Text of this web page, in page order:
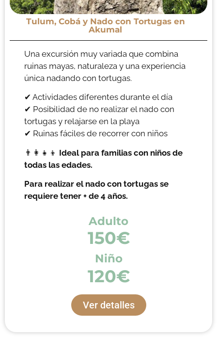
Tulum, Cobá y Nado con Tortugas en
Akumal
Una excursión muy variada que combina
ruinas mayas, naturaleza y una experiencia
única nadando con tortugas.
✔ Actividades diferentes durante el día
✔ Posibilidad de no realizar el nado con
tortugas y relajarse en la playa
✔ Ruinas fáciles de recorrer con niños
👨‍👩‍👧‍👦 Ideal para familias con niños de
todas las edades.
Para realizar el nado con tortugas se
requiere tener + de 4 años.
Adulto
150€
Niño
120€
Ver detalles